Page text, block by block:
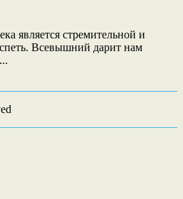
является стремительной и
Всевышний дарит нам